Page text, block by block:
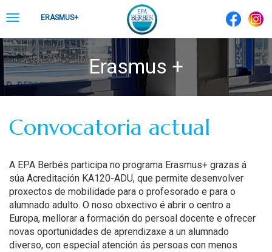
to ToggleERASMUS+
Erasmus +
Convocatoria actual
A EPA Berbés participa no programa Erasmus+ grazas á
súa Acreditación KA120-ADU, que permite desenvolver
proxectos de mobilidade para o profesorado e para o
alumnado adulto. O noso obxectivo é abrir o centro a
Europa, mellorar a formación do persoal docente e ofrecer
novas oportunidades de aprendizaxe a un alumnado
diverso, con especial atención ás persoas con menos